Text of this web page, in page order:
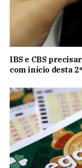
IBS e CBS
com início desta